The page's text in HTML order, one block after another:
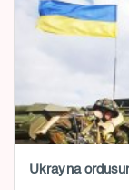
Ukrayna